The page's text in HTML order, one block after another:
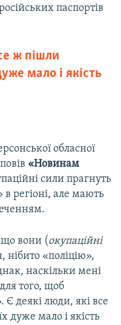
паспортів
ж пішли
мало і якість
обласної
«Новинам
сили прагнуть
в регіоні, але мають
що вони (окупаційні
нібито «поліцію»,
наскільки мені
того, щоб
деякі люди, які все
дуже мало і якість